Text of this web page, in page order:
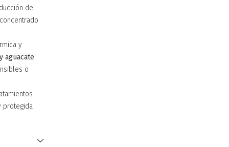
de
y
aguacate
o
protegida